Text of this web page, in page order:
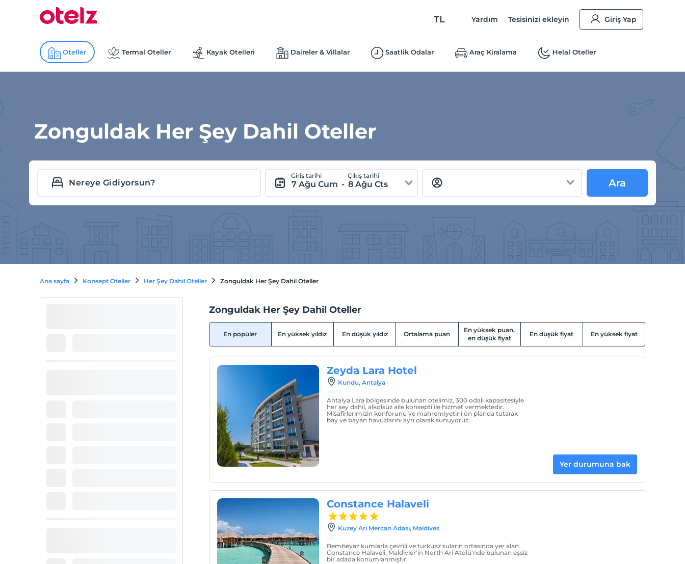
TL Yardım Tesisinizi ekleyin Giriş Yap
Oteller Termal Oteller Kayak Otelleri Daireler & Villalar Saatlik Odalar Araç Kiralama Helal Oteller
Zonguldak Her Şey Dahil Oteller
Giriş tarihi
7 Ağu Cum -
Çıkış tarihi
8 Ağu Cts Ara
Ana sayfa Konsept Oteller Her Şey Dahil Oteller Zonguldak Her Şey Dahil Oteller
Zonguldak Her Şey Dahil Oteller
En popüler En yüksek yıldız En düşük yıldız Ortalama puan
En yüksek puan,
en düşük fiyat
En düşük fiyat En yüksek fiyat
Zeyda Lara Hotel
Kundu, Antalya
Antalya Lara bölgesinde bulunan otelimiz, 300 odalı kapasitesiyle
her şey dahil, alkolsüz aile konsepti ile hizmet vermektedir.
Misafirlerimizin konforunu ve mahremiyetini ön planda tutarak
bay ve bayan havuzlarını ayrı olarak sunuyoruz.
Yer durumuna bak
Constance Halaveli
Kuzey Ari Mercan Adası, Maldives
Bembeyaz kumlarla çevrili ve turkuaz suların ortasında yer alan
Constance Halaveli, Maldivler'in North Ari Atolü'nde bulunan eşsiz
bir adada konumlanmıştır.